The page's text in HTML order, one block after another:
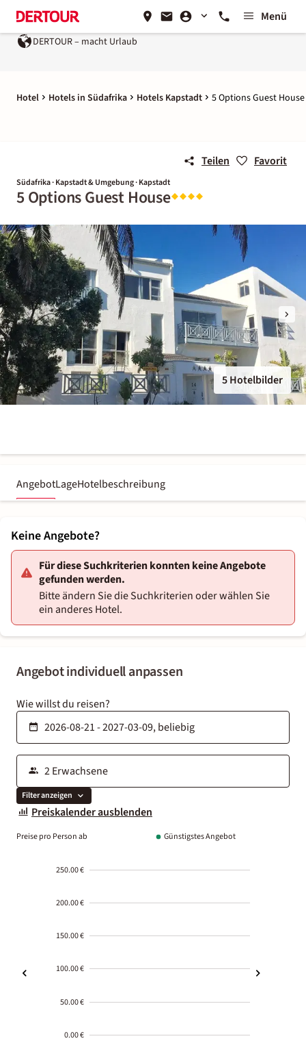
Menü
DERTOUR – macht Urlaub
Hotel Hotels in Südafrika Hotels Kapstadt 5 Options Guest House
Teilen Favorit
Südafrika · Kapstadt & Umgebung · Kapstadt
5 Options Guest House
5 Hotelbilder
AngebotLageHotelbeschreibung
Angebot individuell anpassen
Wie willst du reisen?
Filter anzeigen
Preiskalender ausblenden
Preise pro Person ab Günstigstes Angebot
250.00 €
200.00 €
150.00 €
100.00 €
50.00 €
0.00 €
Keine Angebote?
Für diese Suchkriterien konnten keine Angebote
gefunden werden.
Bitte ändern Sie die Suchkriterien oder wählen Sie
ein anderes Hotel.